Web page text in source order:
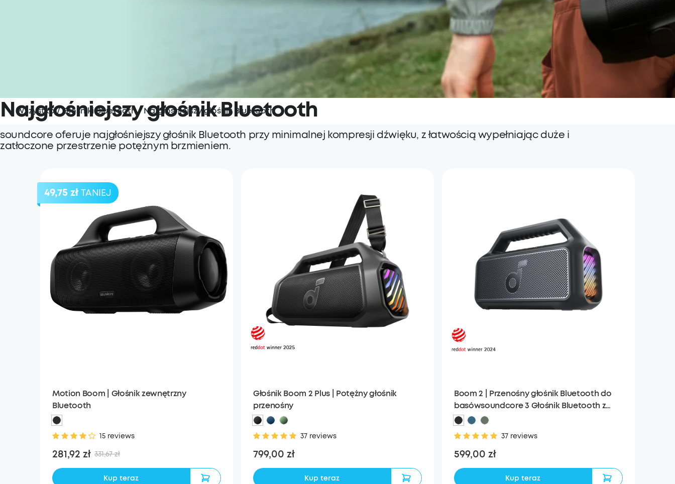
Najgłośniejszy głośnik Bluetooth
soundcore oferuje najgłośniejszy głośnik Bluetooth przy minimalnej kompresji dźwięku, z łatwością wypełniając duże i
zatłoczone przestrzenie potężnym brzmieniem.
Wszystko/Głośniki Bluetooth/ Najgłośniejszy głośnik Bluetooth
49,75 zł TANIEJ
Motion Boom | Głośnik zewnętrzny
Bluetooth
15 reviews
281,92 zł 331,67 zł
Kup teraz
Głośnik Boom 2 Plus | Potężny głośnik
przenośny
37 reviews
799,00 zł
Kup teraz
Boom 2 | Przenośny głośnik Bluetooth do
basówsoundcore 3 Głośnik Bluetooth z
dźwiękiem stereo
37 reviews
599,00 zł
Kup teraz